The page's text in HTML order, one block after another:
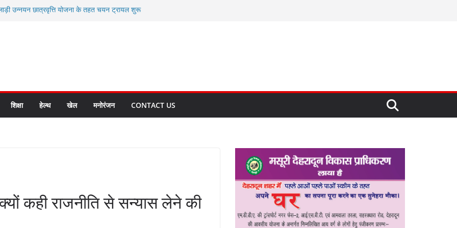
उन्नयन छात्रवृत्ति योजना के तहत चयन ट्रायल शुरू
आपदा मित्र कैडेट्स का हुआ है चयन
की सबसे बड़ी ताकत : मुख्यमंत्री पुष्कर सिंह धामी
बनाने के संकल्प को करना होगा साकार- मुख्यमंत्री
शिक्षा हेल्थ खेल मनोरंजन CONTACT US
कही राजनीति से सन्यास लेने की